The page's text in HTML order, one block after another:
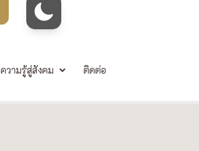
ความรู้สู่สังคม ติดต่อ